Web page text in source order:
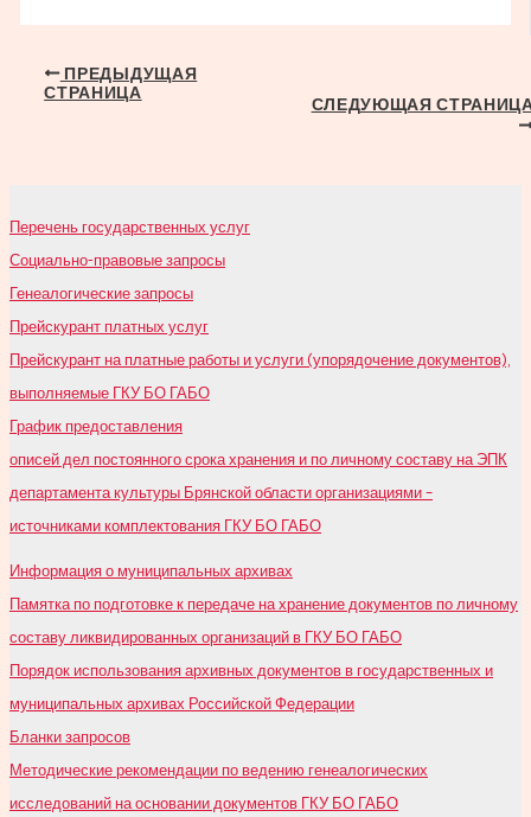
Навигация
ПРЕДЫДУЩАЯ
СТРАНИЦА
СЛЕДУЮЩАЯ
Перечень государственных услуг
Социально-правовые запросы
Генеалогические запросы
Прейскурант платных услуг
Прейскурант на платные работы и услуги (упорядочение документов),
выполняемые ГКУ БО ГАБО
График предоставления
описей дел постоянного срока хранения и по личному составу на ЭПК
департамента культуры Брянской области организациями –
источниками комплектования ГКУ БО ГАБО
Информация о муниципальных архивах
Памятка по подготовке к передаче на хранение документов по личному
составу ликвидированных организаций в ГКУ БО ГАБО
Порядок использования архивных документов в государственных и
муниципальных архивах Российской Федерации
Бланки запросов
Методические рекомендации по ведению генеалогических
исследований на основании документов ГКУ БО ГАБО